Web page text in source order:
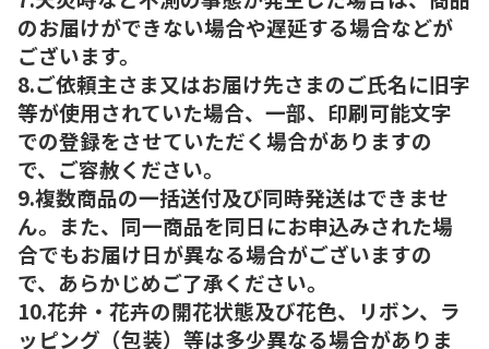
のお届けができない場合や遅延する場合などが
ございます。
8.ご依頼主さま又はお届け先さまのご氏名に旧字
等が使用されていた場合、一部、印刷可能文字
での登録をさせていただく場合がありますの
で、ご容赦ください。
9.複数商品の一括送付及び同時発送はできませ
ん。また、同一商品を同日にお申込みされた場
合でもお届け日が異なる場合がございますの
で、あらかじめご了承ください。
10.花弁・花卉の開花状態及び花色、リボン、ラ
ッピング（包装）等は多少異なる場合がありま